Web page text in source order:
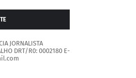
JORNALISTA
DRT/R0: 0002180 E-